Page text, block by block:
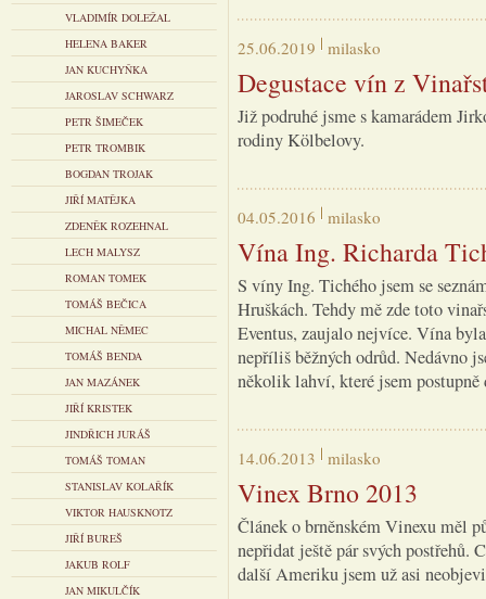
VLADIMÍR DOLEŽAL
HELENA BAKER
JAN KUCHYŇKA
JAROSLAV SCHWARZ
PETR ŠIMEČEK
PETR TROMBIK
BOGDAN TROJAK
JIŘÍ MATĚJKA
ZDENĚK ROZEHNAL
LECH MALYSZ
ROMAN TOMEK
TOMÁŠ BEČICA
MICHAL NĚMEC
TOMÁŠ BENDA
JAN MAZÁNEK
JIŘÍ KRISTEK
JINDŘICH JURÁŠ
TOMÁŠ TOMAN
STANISLAV KOLAŘÍK
VIKTOR HAUSKNOTZ
JIŘÍ BUREŠ
JAKUB ROLF
JAN MIKULČÍK
25.06.2019 milasko
Degustace vín z
Již podruhé jsme s kamarádem
rodiny Kölbelovy.
04.05.2016 milasko
Vína Ing. Richarda
S víny Ing. Tichého jsem se
Hruškách. Tehdy mě zde toto
Eventus, zaujalo nejvíce. Vína
nepříliš běžných odrůd. Nedávno
několik lahví, které jsem postupně
14.06.2013 milasko
Vinex Brno 2013
Článek o brněnském Vinexu měl
nepřidat ještě pár svých postřehů.
další Ameriku jsem už asi